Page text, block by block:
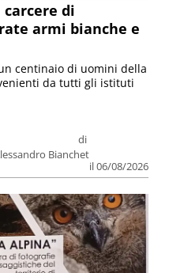
di
armi bianche e
di
Bianchet
il 06/08/2026
centinaio di uomini della
da tutti gli istituti